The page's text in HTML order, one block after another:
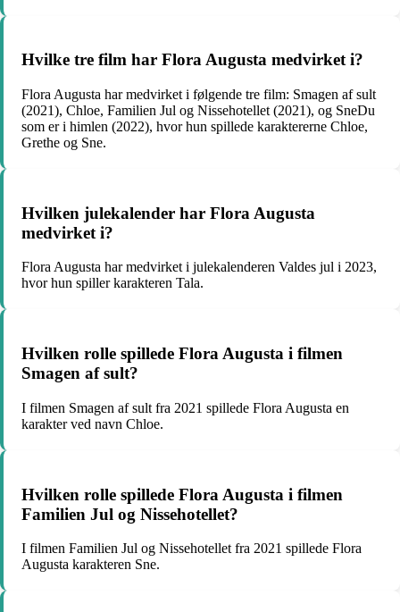
Hvilke tre film har Flora Augusta medvirket i?
Flora Augusta har medvirket i følgende tre film: Smagen af sult
(2021), Chloe, Familien Jul og Nissehotellet (2021), og SneDu
som er i himlen (2022), hvor hun spillede karaktererne Chloe,
Grethe og Sne.
Hvilken julekalender har Flora Augusta
medvirket i?
Flora Augusta har medvirket i julekalenderen Valdes jul i 2023,
hvor hun spiller karakteren Tala.
Hvilken rolle spillede Flora Augusta i filmen
Smagen af sult?
I filmen Smagen af sult fra 2021 spillede Flora Augusta en
karakter ved navn Chloe.
Hvilken rolle spillede Flora Augusta i filmen
Familien Jul og Nissehotellet?
I filmen Familien Jul og Nissehotellet fra 2021 spillede Flora
Augusta karakteren Sne.